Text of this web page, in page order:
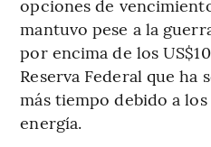
opciones de
mantuvo pese a la
por encima de los
Reserva Federal que ha
más tiempo debido a
energía.